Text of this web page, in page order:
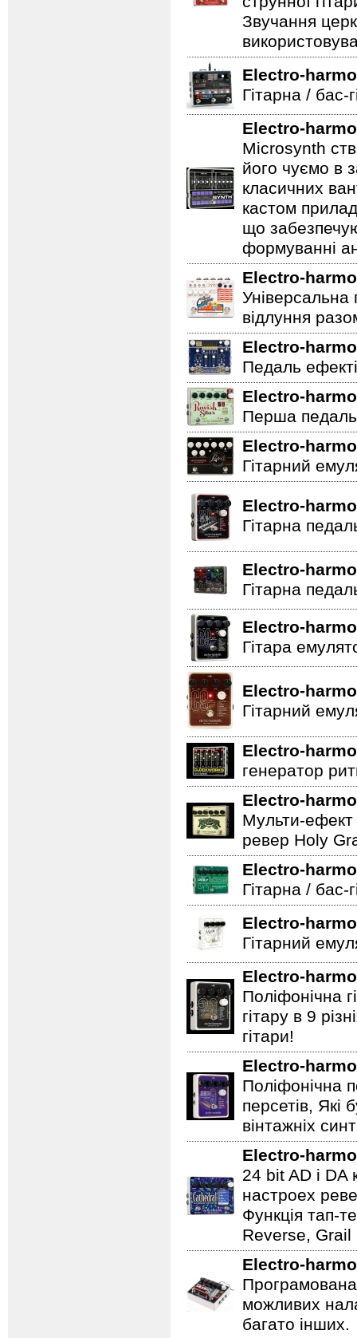
Звучання
Electro-
Гітарна / бас-
Electro-
Microsynth
його чуємо в
класичних
кастом
що
формуванні
Electro-
Універсальна
відлуння
Electro-
Педаль
Electro-
Перша
Electro-
Гітарний
Electro-
Гітарна
Electro-
Гітарна
Electro-
Гітара
Electro-
Гітарний
Electro-
генератор
Electro-
Мульти-ефект
ревер Holy
Electro-
Гітарна / бас-
Electro-
Гітарний
Electro-
Поліфонічна
гітару в 9
гітари!
Electro-
Поліфонічна
персетів, Які
вінтажніх
Electro-
24 bit AD і
настроех
Функція тап-
Reverse, Grail
Electro-
можливих
багато інших.